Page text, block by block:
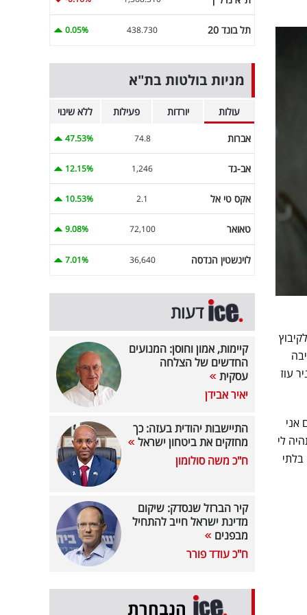
עוז
אני
לי
בלתי
תל בונד 20 438.730
0.05%
מניות בולטות בת"א
עולות יורדות פעילות ללא שינוי
אברות 74.8
47.53%
אב-גד 1,246
12.15%
אקס טי אל 2.1
10.53%
טאואר 72,100
9.08%
לוינשטין הנדסה 36,640
7.01%
דעות
קיימות, אמון וחוסן: המנועים
החדשים של הצלחה
עסקית
יאיר אבידן
התיישבות יהודית בעזה: כך
מחזקים את ביטחון ישראל
ח"כ משה סולומון
קיר הברזל שנסדק: שיקום
מדינת ישראל חייב להתחיל
מבפנים
ח"כ עודד פורר
הנבחרת